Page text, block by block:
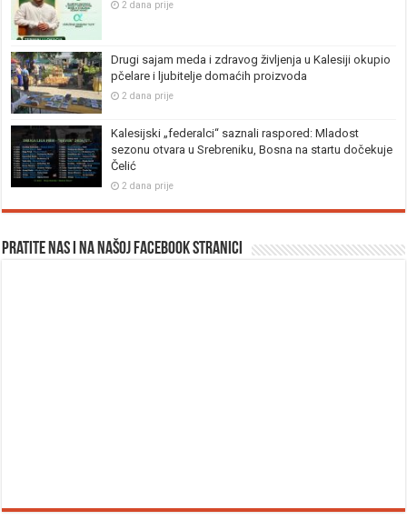
2 dana prije
Drugi sajam meda i zdravog življenja u Kalesiji okupio
pčelare i ljubitelje domaćih proizvoda
2 dana prije
Kalesijski „federalci“ saznali raspored: Mladost
sezonu otvara u Srebreniku, Bosna na startu dočekuje
Čelić
2 dana prije
Pratite nas i na našoj facebook stranici